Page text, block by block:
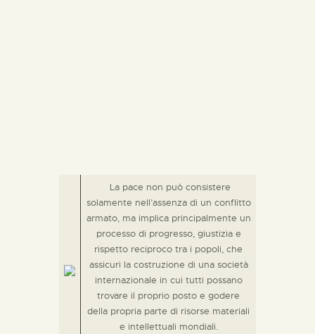
La pace non può consistere
solamente nell’assenza di un conflitto
armato, ma implica principalmente un
processo di progresso, giustizia e
rispetto reciproco tra i popoli, che
assicuri la costruzione di una società
internazionale in cui tutti possano
trovare il proprio posto e godere
della propria parte di risorse materiali
e intellettuali mondiali.